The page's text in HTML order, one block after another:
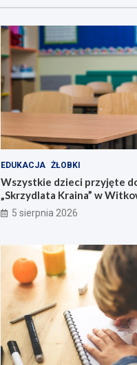
EDUKACJA ŻŁOBKI
Wszystkie dzieci przyjęte
„Skrzydlata Kraina” w
5 sierpnia 2026